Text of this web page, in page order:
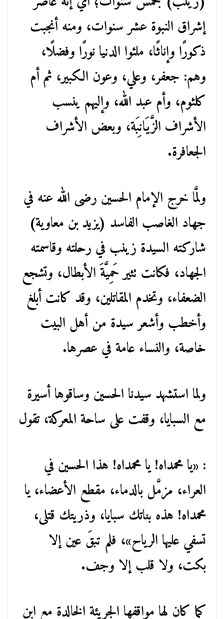
إشراق النبوة عشر سنوات، ومنه أنجبت
ذكورًا وإناثًا، ملئوا الدنيا نورًا وفضلًا،
وهم: جعفر، وعلي، وعون الكبير، ثم أم
كلثوم، وأم عبد الله، وإليهم ينسب
الأشراف الزَّيَانِبَة، وبعض الأشراف
الجعافرة.
ولمَّا خرج الإمام الحسين رضى الله عنه في
جهاد الغاصب الفاسد (يزيد بن معاوية)
شاركته السيدة زينب في رحلته وقاسمته
الجهاد، فكانت تثير حَمِيَّةَ الأبطال، وتشجع
الضعفاء، وتخدم المقاتلين، وقد كانت أبلغ
وأخطب وأشعر سيدة من أهل البيت
خاصة، والنساء عامة في عصرها.
ولما استشهد سيدنا الحسين وساقوها أسيرة
مع السبايا، وقفت على ساحة المعركة، تقول
: «يا محمداه! يا محمداه! هذا الحسين في
العراء، مزمَّل بالدماء، مقطع الأعضاء، يا
محمداه! هذه بناتك سبايا، وذريتك قتلى،
تسفي عليها الرياح»، فلم تبقَ عين إلا
بكت، ولا قلب إلا وجف.
كما كان لها مواقفها الجريئة الخالدة مع ابن